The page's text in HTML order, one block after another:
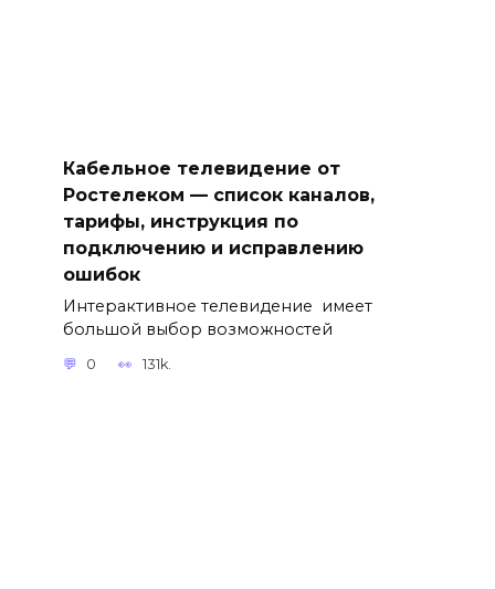
Кабельное телевидение от
Ростелеком — список каналов,
тарифы, инструкция по
подключению и исправлению
ошибок
Интерактивное телевидение имеет
большой выбор возможностей
0 131k.